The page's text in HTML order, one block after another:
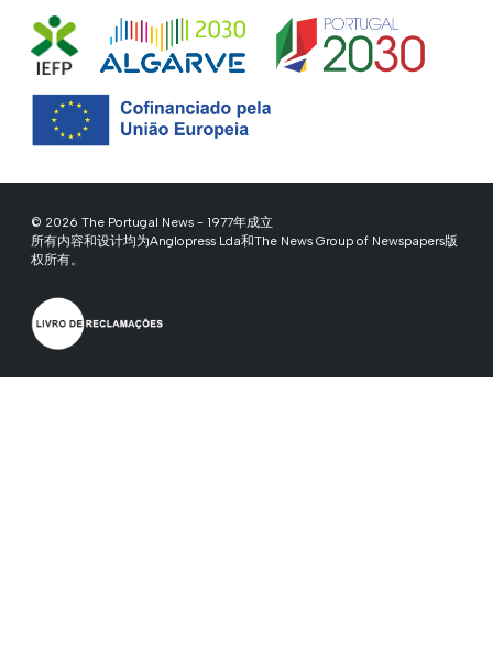
© 2026 The Portugal News - 1977年成立
所有内容和设计均为Anglopress Lda和The News Group of Newspapers版
权所有。